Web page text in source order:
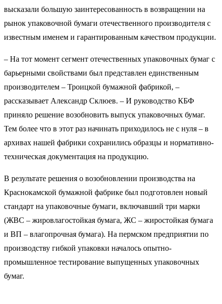
высказали большую заинтересованность в возвращении на
рынок упаковочной бумаги отечественного производителя с
известным именем и гарантированным качеством продукции.
– На тот момент сегмент отечественных упаковочных бумаг с
барьерными свойствами был представлен единственным
производителем – Троицкой бумажной фабрикой, –
рассказывает Александр Склюев. – И руководство КБФ
приняло решение возобновить выпуск упаковочных бумаг.
Тем более что в этот раз начинать приходилось не с нуля – в
архивах нашей фабрики сохранились образцы и нормативно-
техническая документация на продукцию.
В результате решения о возобновлении производства на
Краснокамской бумажной фабрике был подготовлен новый
стандарт на упаковочные бумаги, включавший три марки
(ЖВС – жировлагостойкая бумага, ЖС – жиростойкая бумага
и ВП – влагопрочная бумага). На пермском предприятии по
производству гибкой упаковки началось опытно-
промышленное тестирование выпущенных упаковочных
бумаг.